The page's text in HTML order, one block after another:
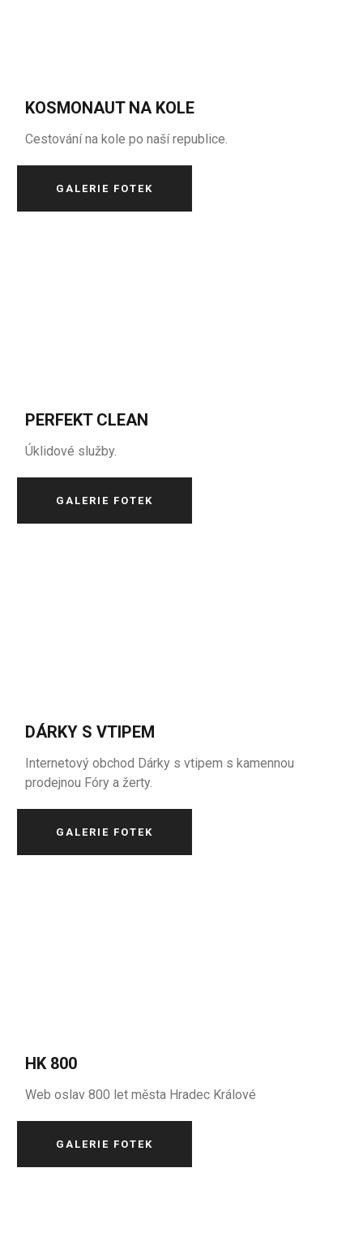
KOSMONAUT NA KOLE
Cestování na kole po naší republice.
GALERIE FOTEK
PERFEKT CLEAN
Úklidové služby.
GALERIE FOTEK
DÁRKY S VTIPEM
Internetový obchod Dárky s vtipem s kamennou
prodejnou Fóry a žerty.
GALERIE FOTEK
HK 800
Web oslav 800 let města Hradec Králové
GALERIE FOTEK